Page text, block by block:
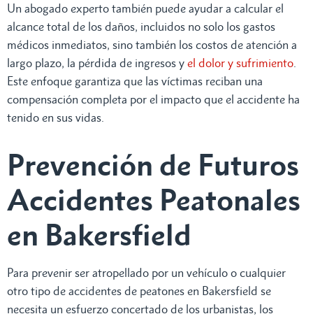
Un abogado experto también puede ayudar a calcular el
alcance total de los daños, incluidos no solo los gastos
médicos inmediatos, sino también los costos de atención a
largo plazo, la pérdida de ingresos y el dolor y sufrimiento
Este enfoque garantiza que las víctimas reciban una
compensación completa por el impacto que el accidente ha
tenido en sus vidas.
Prevención de Futuros
Accidentes Peatonales
en Bakersfield
Para prevenir ser atropellado por un vehículo o cualquier
otro tipo de accidentes de peatones en Bakersfield se
necesita un esfuerzo concertado de los urbanistas, los